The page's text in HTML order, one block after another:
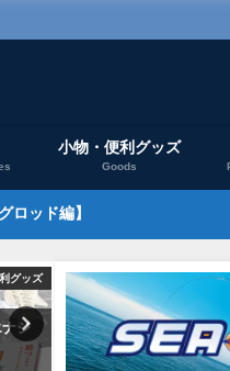
小物・便利グッズ
Goods
ロッド編】
グッズ
ジ
釣りレ
山川港は「チヌの宝庫」
間違いない！